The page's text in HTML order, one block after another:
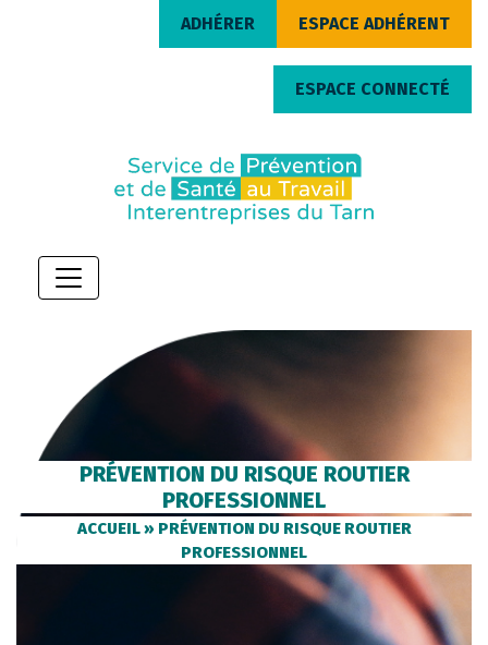
ADHÉRER ESPACE ADHÉRENT
ESPACE CONNECTÉ
PRÉVENTION DU RISQUE ROUTIER
PROFESSIONNEL
ACCUEIL» PRÉVENTION DU RISQUE ROUTIER
PROFESSIONNEL